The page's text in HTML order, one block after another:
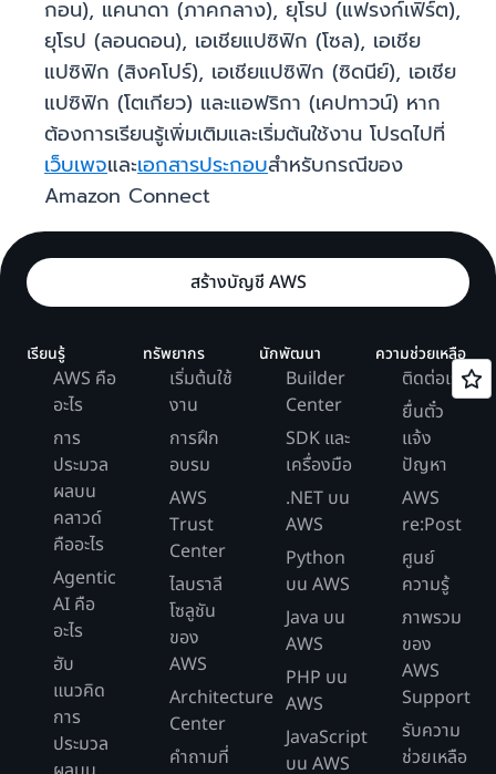
กอน), แคนาดา (ภาคกลาง), ยุโรป (แฟรงก์เฟิร์ต),
ยุโรป (ลอนดอน), เอเชียแปซิฟิก (โซล), เอเชีย
แปซิฟิก (สิงคโปร์), เอเชียแปซิฟิก (ซิดนีย์), เอเชีย
แปซิฟิก (โตเกียว) และแอฟริกา (เคปทาวน์) หาก
ต้องการเรียนรู้เพิ่มเติมและเริ่มต้นใช้งาน โปรดไปที่
เว็บเพจและเอกสารประกอบสำหรับกรณีของ
Amazon Connect
สร้างบัญชี AWS
เรียนรู้
AWS คือ
อะไร
การ
ประมวล
ผลบน
คลาวด์
คืออะไร
Agentic
AI คือ
อะไร
ฮับ
แนวคิด
การ
ประมวล
ทรัพยากร
เริ่มต้นใช้
งาน
การฝึก
อบรม
AWS
Trust
Center
ไลบราลี
โซลูชัน
ของ
AWS
Architecture
Center
คำถามที่
นักพัฒนา
Builder
Center
SDK และ
เครื่องมือ
.NET บน
AWS
Python
บน AWS
Java บน
AWS
PHP บน
AWS
JavaScript
บน AWS
ความช่วยเหลือ
ติดต่อเรา
ยื่นตั๋ว
แจ้ง
ปัญหา
AWS
re:Post
ศูนย์
ความรู้
ภาพรวม
ของ
AWS
Support
รับความ
ช่วยเหลือ